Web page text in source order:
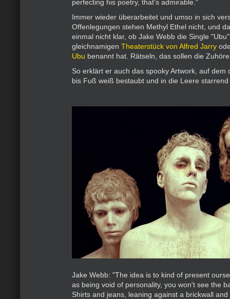
perfecting his poetry, that's admirable."
Immer wieder überarbeitet und umso in sich
Offenlegungen stehen Methyl Ethel nicht, und
einmal nicht klar, ob Jake Webb die Single
gleichnamigen Theaterstück von Alfred Jarry
Ubu benannt hat. Rätseln, das sollen die
So erklärt er auch das spooky Artwork, auf dem
bis Fuß weiß bestaubt und in die Leere
Jake Webb: "The idea is to kind of present
as being void of personality, you won't see the
Shirts and jeans, leaning against a brickwall